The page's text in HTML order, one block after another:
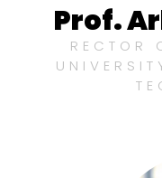
Prof.
RECTOR